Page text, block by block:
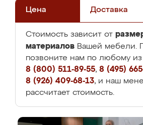
Цена Доставка
Стоимость зависит от
материалов Вашей мебели.
позвоните нам по любому
8 (800) 511-89-55, 8 (495)
8 (926) 409-68-13, и наш
рассчитает стоимость.